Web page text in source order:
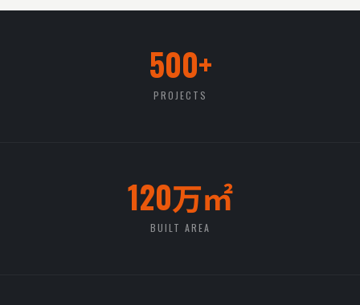
500+
PROJECTS
120万㎡
BUILT AREA